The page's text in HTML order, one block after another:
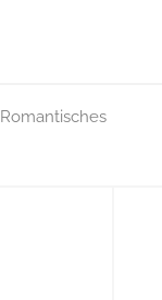
Romantisches